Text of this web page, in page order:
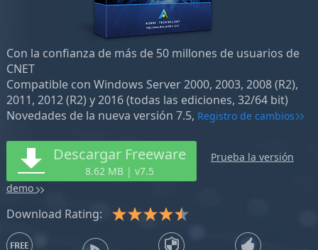
Con la confianza de más de 50 millones de usuarios de
CNET
Compatible con Windows Server 2000, 2003, 2008 (R2),
2011, 2012 (R2) y 2016 (todas las ediciones, 32/64 bit)
Novedades de la nueva versión 7.5, Registro de cambios
Descargar Freeware
8.62 MB | v7.5
Prueba la versión
demo
Download Rating: